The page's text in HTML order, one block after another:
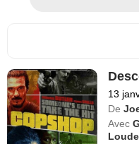
13
De
Avec